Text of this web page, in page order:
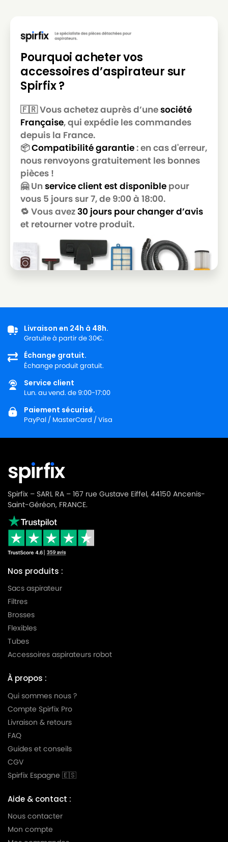
MIELE ALLERGY CONTROL PLUSS600
MIELE
MIELE ALLERGY CONTROL S300
MIELE
MIELE ALLERGY CONTROL S400
MIELE
MIELE ALLERGY CONTROL S5381
MIELE
MIELE ALLERGY CONTROL S600
MIELE
MIELE ALLERGY HEPA
MIELE
MIELE ALLERGY HEPA 1800
MIELE
MIELE ALLERGY HEPA 4000
MIELE
MIELE ALLERGY HEPA 700
MIELE ALLERGY HEPA PLUSS718
MIELE
MIELE ALLERGY STOP
MIELE
MIELE ALLERVAC S400
MIELE
MIELE ALLERVAC S600
MIELE
MIELE ALLERVAC S718
MIELE
MIELE ALLERVAC S800
MIELE
MIELE ALLERVAC SENSOR 5000
MIELE
MIELE ALU LIMITED EDITION
MIELE ALU MAGIC
MIELE
MIELE ALU MAGIC ALUMINIUM
MIELE
MIELE ALUMAGIC
MIELE
MIELE ALUMINIUM
MIELE
MIELE AMARANTH HS06
MIELE
MIELE
MIELE
MIELE
MIELE ANNIVERSARY
MIELE
MIELE ANNIVERSARY 100
MIELE
MIELE ANNIVERSARY S100
MIELE
MIELE
MIELE ANNIVERSARY S103
MIELE
MIELE ANNIVERSARY S104
Pourquoi acheter vos
accessoires d’aspirateur sur
Spirfix ?
🇫🇷 Vous achetez auprès d’unesociété
Française, qui expédie les commandes
depuis la France.
📦Compatibilité garantie: en cas d'erreur,
nous renvoyons gratuitement les bonnes
pièces !
🤗 Un service client est disponible pour
vous 5 jours sur 7, de 9:00 à 18:00.
🔁 Vous avez30 jours pour changer d’avis
et retourner votre produit.
Livraison en 24h à 48h.
Gratuite à partir de 30€.
Échange gratuit.
Échange produit gratuit.
Service client
Lun. au vend. de 9:00-17:00
Paiement sécurisé.
PayPal / MasterCard / Visa
Spirfix – SARL RA – 167 rue Gustave Eiffel, 44150 Ancenis-
Saint-Géréon, FRANCE.
Nos produits :
Sacs aspirateur
Filtres
Brosses
Flexibles
Tubes
Accessoires aspirateurs robot
À propos :
Qui sommes nous ?
Compte Spirfix Pro
Livraison & retours
FAQ
Guides et conseils
CGV
Spirfix Espagne 🇪🇸
Aide & contact :
Nous contacter
Mon compte